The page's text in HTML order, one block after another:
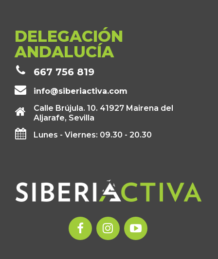
DELEGACIÓN
ANDALUCÍA
667 756 819
info@siberiactiva.com
Calle Brújula. 10. 41927 Mairena del
Aljarafe, Sevilla
Lunes - Viernes: 09.30 - 20.30